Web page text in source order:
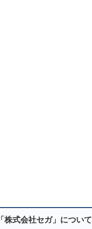
「株式会社セガ」について